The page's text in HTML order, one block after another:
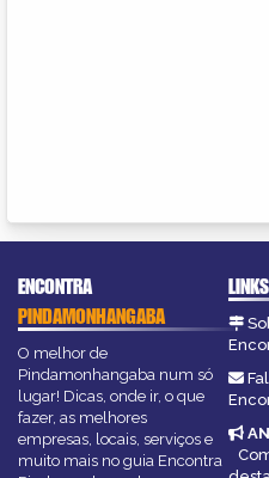
ENCONTRA
PINDAMONHANGABA
O melhor de
Pindamonhangaba num só
lugar! Dicas, onde ir, o que
fazer, as melhores
empresas, locais, serviços e
muito mais no guia Encontra